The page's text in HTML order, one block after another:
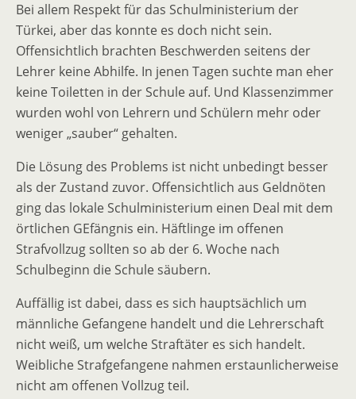
Bei allem Respekt für das Schulministerium der
Türkei, aber das konnte es doch nicht sein.
Offensichtlich brachten Beschwerden seitens der
Lehrer keine Abhilfe. In jenen Tagen suchte man eher
keine Toiletten in der Schule auf. Und Klassenzimmer
wurden wohl von Lehrern und Schülern mehr oder
weniger „sauber“ gehalten.
Die Lösung des Problems ist nicht unbedingt besser
als der Zustand zuvor. Offensichtlich aus Geldnöten
ging das lokale Schulministerium einen Deal mit dem
örtlichen GEfängnis ein. Häftlinge im offenen
Strafvollzug sollten so ab der 6. Woche nach
Schulbeginn die Schule säubern.
Auffällig ist dabei, dass es sich hauptsächlich um
männliche Gefangene handelt und die Lehrerschaft
nicht weiß, um welche Straftäter es sich handelt.
Weibliche Strafgefangene nahmen erstaunlicherweise
nicht am offenen Vollzug teil.